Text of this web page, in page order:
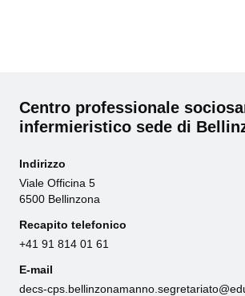
Centro professionale
infermieristico sede di
Indirizzo
Viale Officina 5
6500 Bellinzona
Recapito telefonico
+41 91 814 01 61
E-mail
decs-